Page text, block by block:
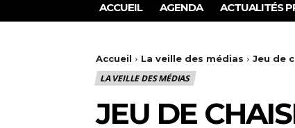
ACCUEIL AGENDA ACTUALITÉS
Accueil La veille des médias Jeu de
LA VEILLE DES MÉDIAS
JEU DE